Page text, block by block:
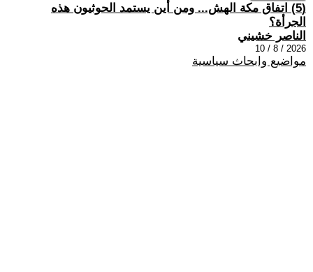
(5) اتفاق مكة الهش... ومن أين يستمد الحوثيون هذه
الجرأة؟
الناصر خشيني
2026 / 8 / 10
مواضيع وابحاث سياسية